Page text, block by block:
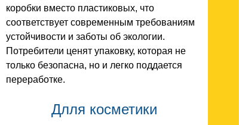
коробки вместо пластиковых, что
соответствует современным требованиям
устойчивости и заботы об экологии.
Потребители ценят упаковку, которая не
только безопасна, но и легко поддается
переработке.
Длля косметики